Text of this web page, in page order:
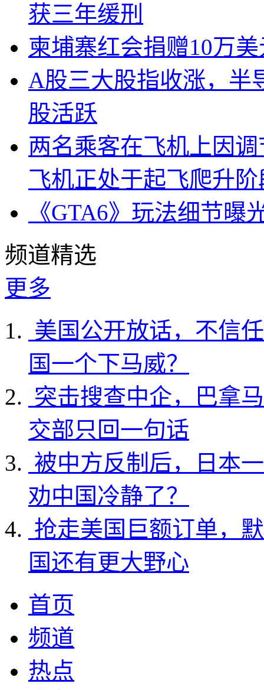
获三年缓刑
柬埔寨红会捐赠10万
A股三大股指收涨，半
股活跃
两名乘客在飞机上因
飞机正处于起飞爬升阶
《GTA6》玩法细节
频道精选
更多
美国公开放话，不信
国一个下马威？
突击搜查中企，巴拿
交部只回一句话
被中方反制后，日本
劝中国冷静了？
抢走美国巨额订单，
国还有更大野心
首页
频道
热点